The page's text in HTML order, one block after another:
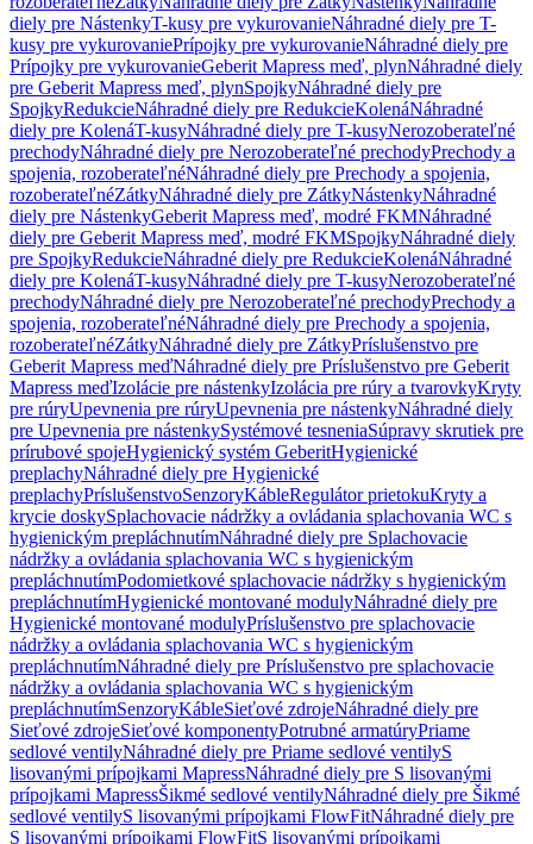
diely pre NástenkyT-kusy pre vykurovanieNáhradné diely pre T-
kusy pre vykurovaniePrípojky pre vykurovanieNáhradné diely pre
Prípojky pre vykurovanieGeberit Mapress meď, plynNáhradné diely
pre Geberit Mapress meď, plynSpojkyNáhradné diely pre
SpojkyRedukcieNáhradné diely pre RedukcieKolenáNáhradné
diely pre KolenáT-kusyNáhradné diely pre T-kusyNerozoberateľné
prechodyNáhradné diely pre Nerozoberateľné prechodyPrechody a
spojenia, rozoberateľnéNáhradné diely pre Prechody a spojenia,
rozoberateľnéZátkyNáhradné diely pre ZátkyNástenkyNáhradné
diely pre NástenkyGeberit Mapress meď, modré FKMNáhradné
diely pre Geberit Mapress meď, modré FKMSpojkyNáhradné diely
pre SpojkyRedukcieNáhradné diely pre RedukcieKolenáNáhradné
diely pre KolenáT-kusyNáhradné diely pre T-kusyNerozoberateľné
prechodyNáhradné diely pre Nerozoberateľné prechodyPrechody a
spojenia, rozoberateľnéNáhradné diely pre Prechody a spojenia,
rozoberateľnéZátkyNáhradné diely pre ZátkyPríslušenstvo pre
Geberit Mapress meďNáhradné diely pre Príslušenstvo pre Geberit
Mapress meďIzolácie pre nástenkyIzolácia pre rúry a tvarovkyKryty
pre rúryUpevnenia pre rúryUpevnenia pre nástenkyNáhradné diely
pre Upevnenia pre nástenkySystémové tesneniaSúpravy skrutiek pre
prírubové spojeHygienický systém GeberitHygienické
preplachyNáhradné diely pre Hygienické
preplachyPríslušenstvoSenzoryKábleRegulátor prietokuKryty a
krycie doskySplachovacie nádržky a ovládania splachovania WC s
hygienickým prepláchnutímNáhradné diely pre Splachovacie
nádržky a ovládania splachovania WC s hygienickým
prepláchnutímPodomietkové splachovacie nádržky s hygienickým
prepláchnutímHygienické montované modulyNáhradné diely pre
Hygienické montované modulyPríslušenstvo pre splachovacie
nádržky a ovládania splachovania WC s hygienickým
prepláchnutímNáhradné diely pre Príslušenstvo pre splachovacie
nádržky a ovládania splachovania WC s hygienickým
prepláchnutímSenzoryKábleSieťové zdrojeNáhradné diely pre
Sieťové zdrojeSieťové komponentyPotrubné armatúryPriame
sedlové ventilyNáhradné diely pre Priame sedlové ventilyS
lisovanými prípojkami MapressNáhradné diely pre S lisovanými
prípojkami MapressŠikmé sedlové ventilyNáhradné diely pre Šikmé
sedlové ventilyS lisovanými prípojkami FlowFitNáhradné diely pre
S lisovanými prípojkami FlowFitS lisovanými prípojkami